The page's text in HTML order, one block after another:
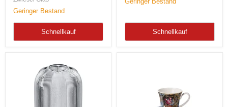
Geringer Bestand
Schnellkauf Schnellkauf